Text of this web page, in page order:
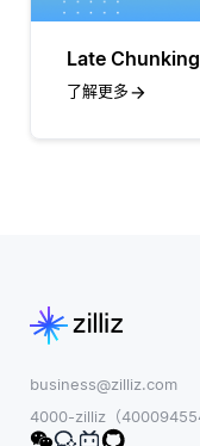
Late
了解更多
business@zilliz.com
4000-zilliz（